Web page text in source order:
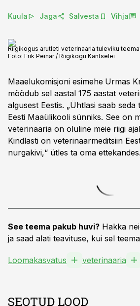
Kuula Jaga Salvesta Vihja
Riigikogus arutleti veterinaaria tuleviku teemal
Foto: Erik Peinar / Riigikogu Kantselei
Maaelukomisjoni esimehe Urmas
möödub sel aastal 175 aastat
algusest Eestis. „Ühtlasi saab
Eesti Maaülikooli sünniks. See on
veterinaaria on oluline meie riigi
Kindlasti on veterinaarmeditsiin
nurgakivi,“ ütles ta oma ettekandes.
See teema pakub huvi? Hakka
ja saad alati teavituse, kui sel
Loomakasvatus veterinaaria
SEOTUD LOOD